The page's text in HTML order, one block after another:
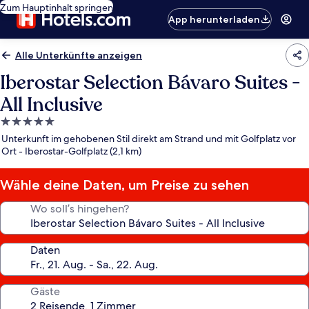
Zum Hauptinhalt springen
App herunterladen
Alle Unterkünfte anzeigen
Iberostar Selection Bávaro Suites -
All Inclusive
5.0-
Sterne-
Unterkunft
Unterkunft im gehobenen Stil direkt am Strand und mit Golfplatz vor
Ort - Iberostar-Golfplatz (2,1 km)
Wähle deine Daten, um Preise zu sehen
Wo soll’s hingehen?
Daten
Gäste